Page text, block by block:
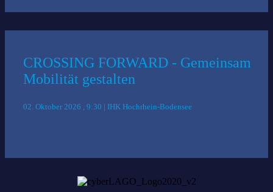
CROSSING FORWARD - Gemeinsam
Mobilität gestalten
02. Oktober 2026 , 9:30 | IHK Hochrhein-Bodensee